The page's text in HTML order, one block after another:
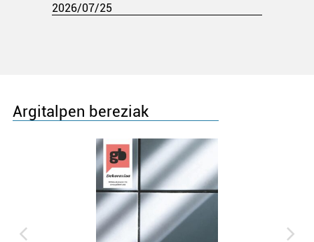
2026/07/25
Argitalpen bereziak